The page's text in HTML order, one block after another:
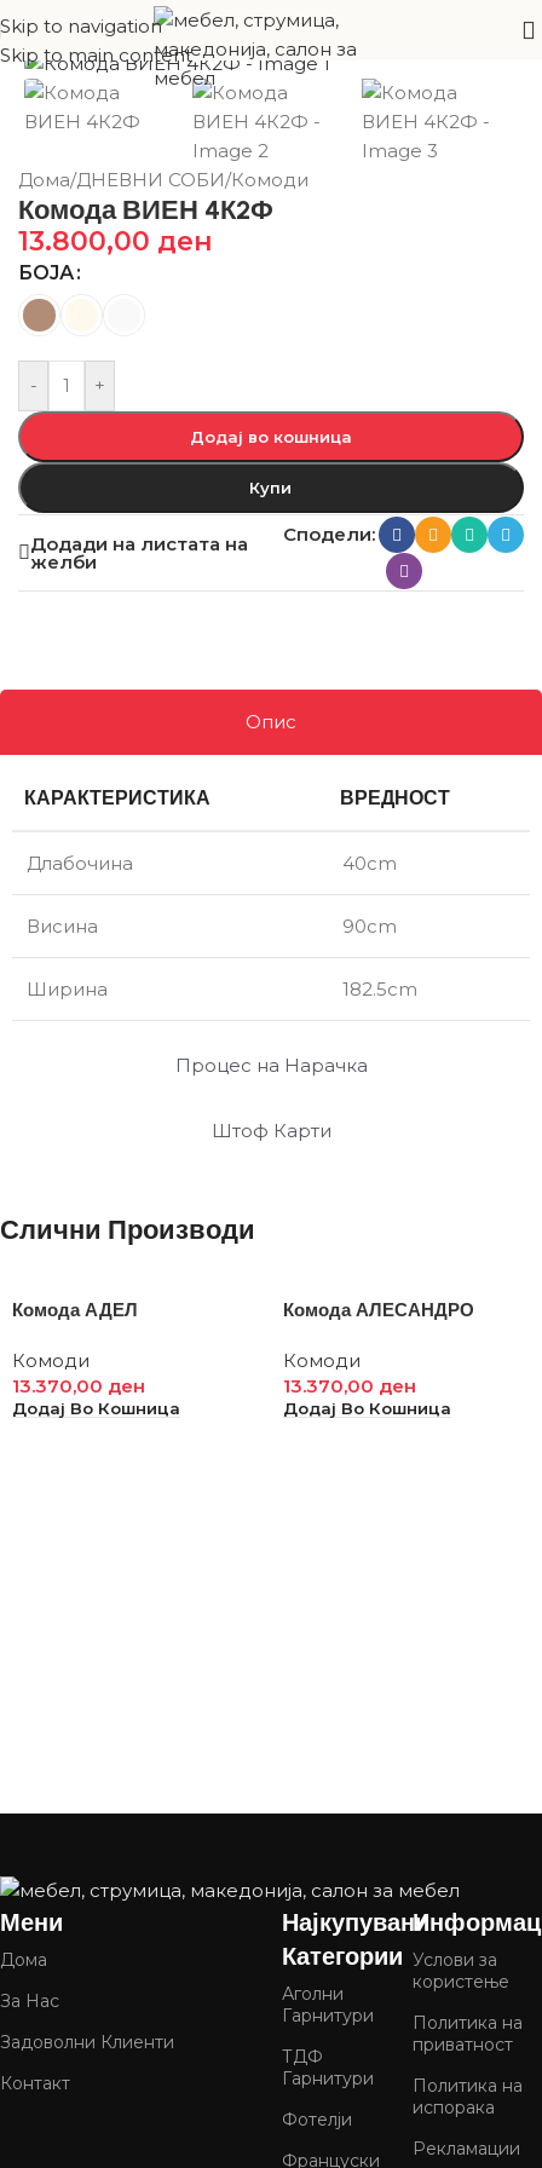
Skip to navigation
Skip to main content
Дома/ДНЕВНИ СОБИ/Комоди
Комода ВИЕН 4К2Ф
13.800,00 ден
БОЈА
- +
Додај во кошница
Купи
Додади на листата на
желби
Сподели:
Опис
Процес на Нарачка
Штоф Карти
КАРАКТЕРИСТИКА ВРЕДНОСТ
Длабочина 40cm
Висина 90cm
Ширина 182.5cm
Слични Производи
Комода АДЕЛ
Комоди
13.370,00 ден
Додај Во Кошница
Комода АЛЕСАНДРО
Комоди
13.370,00 ден
Додај Во Кошница
Мени
Дома
За Нас
Задоволни Клиенти
Контакт
Најкупувани
Категории
Аголни
Гарнитури
ТДФ
Гарнитури
Фотелји
Француски
Услови за
користење
Политика на
приватност
Политика на
испорака
Рекламации